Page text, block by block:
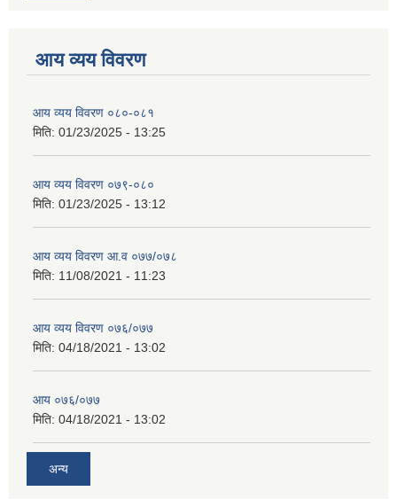
आय व्यय विवरण
आय व्यय विवरण ०८०-०८१
मिति: 01/23/2025 - 13:25
आय व्यय विवरण ०७९-०८०
मिति: 01/23/2025 - 13:12
आय व्यय विवरण आ.व ०७७/०७८
मिति: 11/08/2021 - 11:23
आय व्यय विवरण ०७६/०७७
मिति: 04/18/2021 - 13:02
आय ०७६/०७७
मिति: 04/18/2021 - 13:02
अन्य